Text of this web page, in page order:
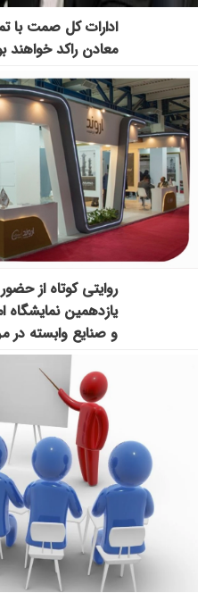
ادارات کل صمت با
معادن راکد خواهند
روایتی کوتاه از
یازدهمین
و صنایع وابسته در